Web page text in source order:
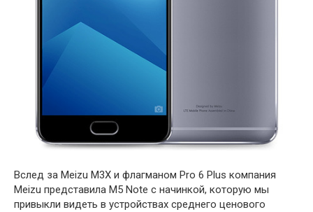
Вслед за Meizu M3X и флагманом Pro 6 Plus компания
Meizu представила M5 Note с начинкой, которую мы
привыкли видеть в устройствах среднего ценового